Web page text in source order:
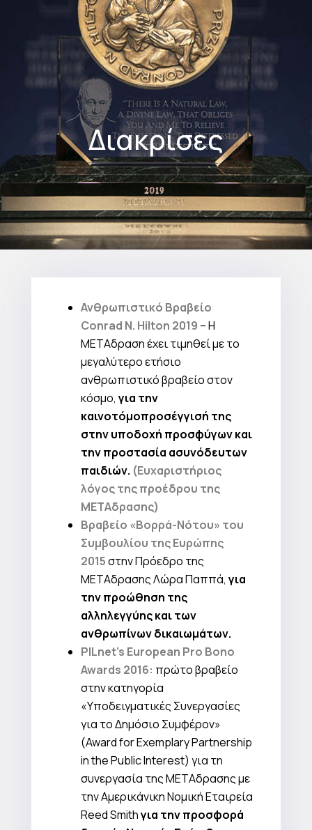
Διακρίσες
Ανθρωπιστικό Bραβείο
Conrad N. Hilton 2019 – Η
ΜΕΤΑδραση έχει τιμηθεί με το
μεγαλύτερο ετήσιο
ανθρωπιστικό βραβείο στον
κόσμο, για την
καινοτόμοπροσέγγισή της
στην υποδοχή προσφύγων και
την προστασία ασυνόδευτων
παιδιών. (Ευχαριστήριος
λόγος της προέδρου της
ΜΕΤΑδρασης)
Bραβείο «Βορρά-Νότου» του
Συμβουλίου της Ευρώπης
2015στην Πρόεδρο της
ΜΕΤΑδρασης Λώρα Παππά, για
την προώθηση της
αλληλεγγύης και των
ανθρωπίνων δικαιωμάτων.
PILnet’s European Pro Bono
Awards 2016: πρώτο βραβείο
στην κατηγορία
«Υποδειγματικές Συνεργασίες
για το Δημόσιο Συμφέρον»
(Award for Exemplary Partnership
in the Public Interest) για τη
συνεργασία της ΜΕΤΑδρασης με
την Αμερικάνικη Νομική Εταιρεία
Reed Smithγια την προσφορά